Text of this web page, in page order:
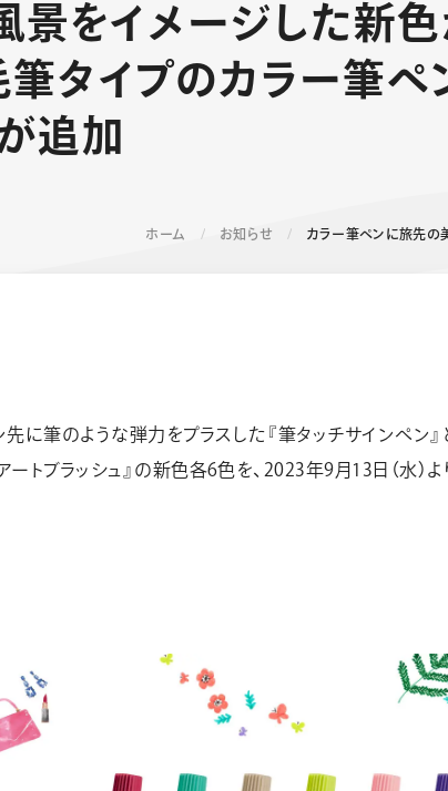
メッセージ
採用情報
運営会社
ン くるりら エナージェル コハレ
景をイ メ ージ した新色
筆タイプのカラー筆ペ
追加
ホーム お知らせ
に筆のような弾力をプラスした『筆タッチサインペン』
トブラッシュ』の新色各6色を、2023年9月13日（水）